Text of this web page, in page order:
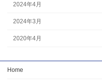
2024年4月
2024年3月
2020年4月
Home